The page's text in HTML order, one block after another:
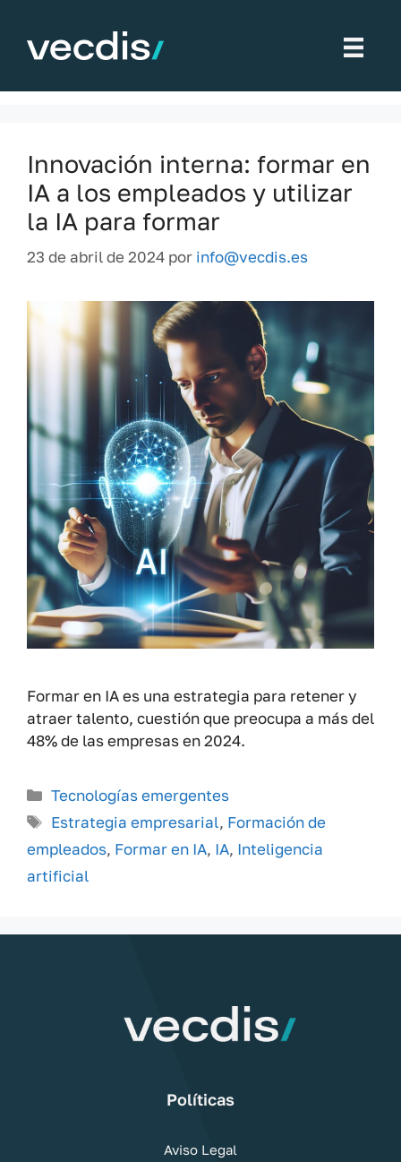
contenido
Formación de empleados
Innovación interna: formar en
IA a los empleados y utilizar
la IA para formar
23 de abril de 2024 por info@vecdis.es
Formar en IA es una estrategia para retener y
atraer talento, cuestión que preocupa a más del
48% de las empresas en 2024.
Categorías
Tecnologías emergentes
Etiquetas
Estrategia empresarial, Formación de
empleados, Formar en IA, IA, Inteligencia
artificial
Políticas
Aviso Legal